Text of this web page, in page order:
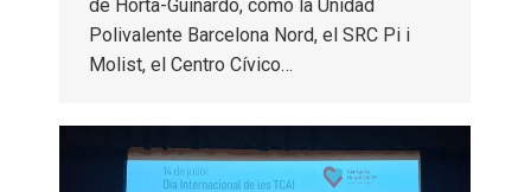
de Horta-Guinardó, como la Unidad
Polivalente Barcelona Nord, el SRC Pi i
Molist, el Centro Cívico…